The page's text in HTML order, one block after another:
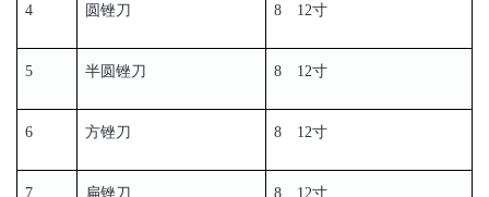
4 圆锉刀 8 12寸
5 半圆锉刀 8 12寸
6 方锉刀 8 12寸
7 扁锉刀 8 12寸